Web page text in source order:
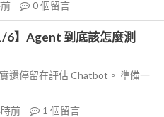
0個留言
6】Agent 到底該怎麼測
還停留在評估 Chatbot。 準備一
前 1 個留言